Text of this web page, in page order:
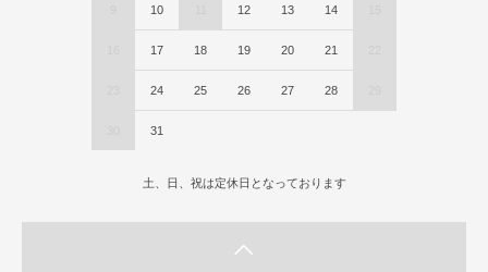
10 12 13 14
17 18 19 20 21
24 25 26 27 28
31
土、日、祝は定休日となっております